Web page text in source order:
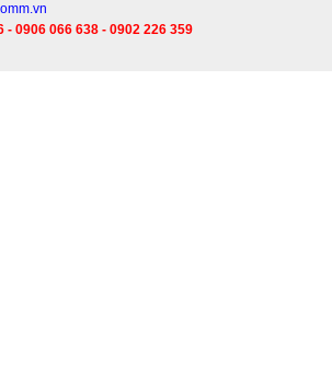
- 0906 066 638 - 0902 226 359